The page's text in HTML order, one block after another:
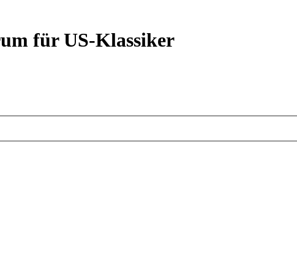
für US-Klassiker